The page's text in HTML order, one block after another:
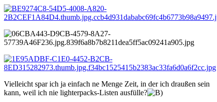
Vielleicht spar ich ja einfach ne Menge Zeit, in der ich draußen sein
kann, weil ich nie lighterpacks-Listen ausfülle?